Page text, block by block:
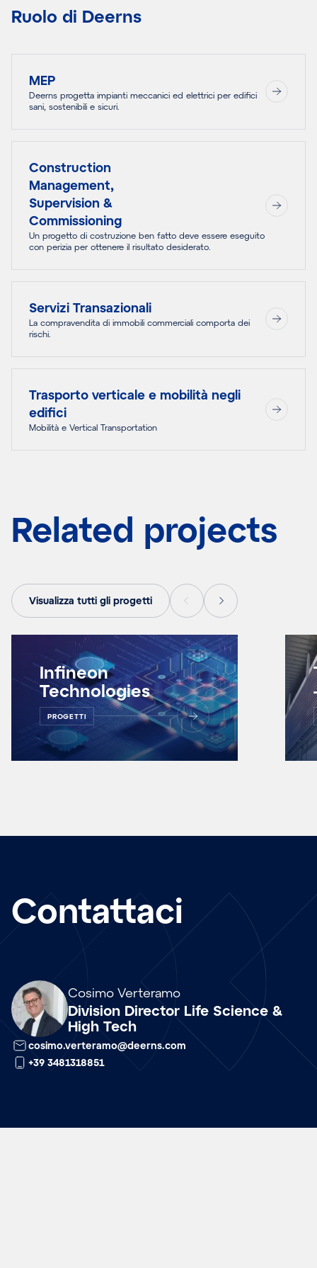
Ruolo di Deerns
MEP
Deerns progetta impianti meccanici ed elettrici per edifici
sani, sostenibili e sicuri.
Construction
Management,
Supervision &
Commissioning
Un progetto di costruzione ben fatto deve essere eseguito
con perizia per ottenere il risultato desiderato.
Servizi Transazionali
La compravendita di immobili commerciali comporta dei
rischi.
Trasporto verticale e mobilità negli
edifici
Mobilità e Vertical Transportation
Related projects
Visualizza tutti gli progetti
Infineon
Technologies
PROGETTI
Contattaci
Cosimo Verteramo
Division Director Life Science &
High Tech
Array
cosimo.verteramo@deerns.com
+39 3481318851